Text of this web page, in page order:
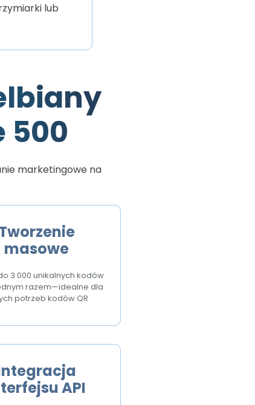
lub
500
marketingowe na
masowe
3 000 unikalnych kodów
razem—idealne dla
potrzeb kodów QR
API